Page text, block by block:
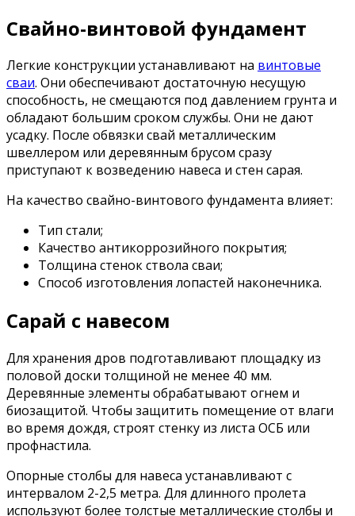
Свайно-винтовой фундамент
Легкие конструкции устанавливают на винтовые
сваи. Они обеспечивают достаточную несущую
способность, не смещаются под давлением грунта и
обладают большим сроком службы. Они не дают
усадку. После обвязки свай металлическим
швеллером или деревянным брусом сразу
приступают к возведению навеса и стен сарая.
На качество свайно-винтового фундамента влияет:
Тип стали;
Качество антикоррозийного покрытия;
Толщина стенок ствола сваи;
Способ изготовления лопастей наконечника.
Сарай с навесом
Для хранения дров подготавливают площадку из
половой доски толщиной не менее 40 мм.
Деревянные элементы обрабатывают огнем и
биозащитой. Чтобы защитить помещение от влаги
во время дождя, строят стенку из листа ОСБ или
профнастила.
Опорные столбы для навеса устанавливают с
интервалом 2-2,5 метра. Для длинного пролета
используют более толстые металлические столбы и